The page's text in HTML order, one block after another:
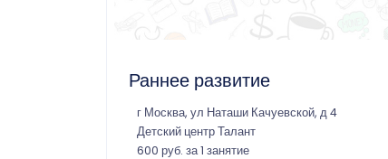
Раннее развитие
г Москва, ул Наташи Качуевской, д 4
Детский центр Талант
600 руб. за 1 занятие